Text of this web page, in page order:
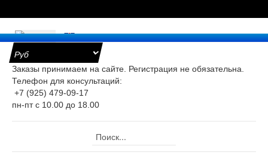
Заказы принимаем на сайте. Регистрация не обязательна.
Телефон для консультаций:
+7 (925) 479-09-17
пн-пт с 10.00 до 18.00